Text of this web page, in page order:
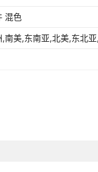
混色
,南美,东南亚,北美,东北